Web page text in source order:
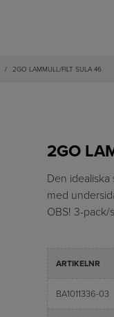
/ 2GO LAMMULL/FILT SULA 46
2GO
Den
med
OBS! 3-pack/
ARTIKELNR
BA1011336-03